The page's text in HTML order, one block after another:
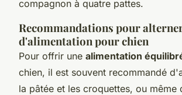
compagnon à quatre pattes.
Recommandations pour
d'alimentation pour chien
Pour offrir une alimentation
chien, il est souvent recommandé
la pâtée et les croquettes, ou même